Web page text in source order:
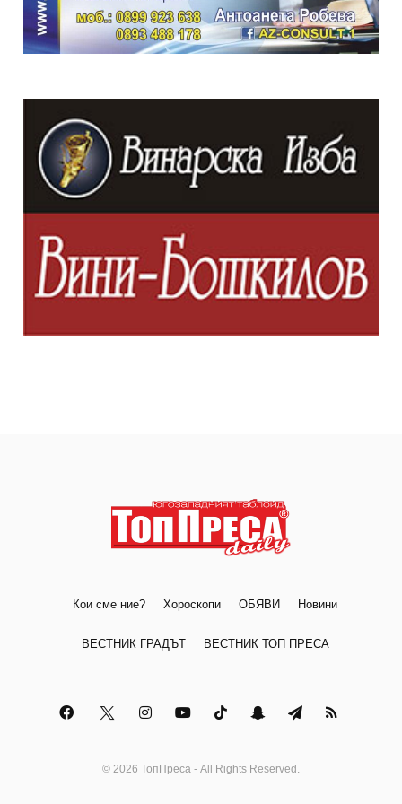
Кои сме ние? Хороскопи ОБЯВИ Новини
ВЕСТНИК ГРАДЪТ ВЕСТНИК ТОП ПРЕСА
© 2026 ТопПреса - All Rights Reserved.